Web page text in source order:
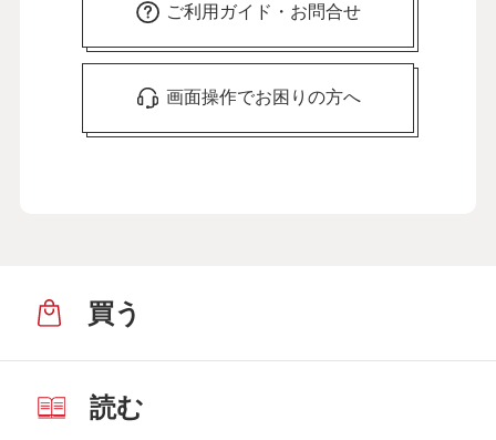
ご利用ガイド・お問合せ
画面操作でお困りの方へ
買う
読む